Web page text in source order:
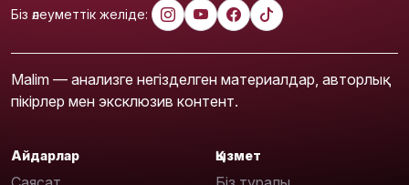
Біз әлеуметтік желіде:
Malim — анализге негізделген материалдар, авторлық
пікірлер мен эксклюзив контент.
Айдарлар Қызмет